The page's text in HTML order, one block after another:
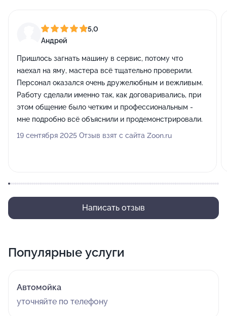
5,0
Андрей
Пришлось загнать машину в сервис, потому что
наехал на яму, мастера всё тщательно проверили.
Персонал оказался очень дружелюбным и вежливым.
Работу сделали именно так, как договаривались, при
этом общение было четким и профессиональным -
мне подробно всё объяснили и продемонстрировали.
19 сентября 2025 Отзыв взят с сайта Zoon.ru
Написать отзыв
Популярные услуги
Автомойка
уточняйте по телефону